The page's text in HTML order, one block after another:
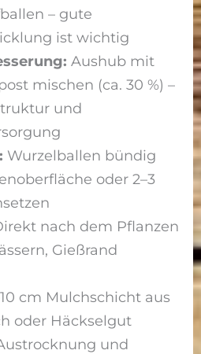
– gute
ist wichtig
Aushub mit
mischen (ca. 30 %) –
und
Wurzelballen bündig
oder 2–3
nach dem Pflanzen
Gießrand
cm Mulchschicht aus
oder Häckselgut
und